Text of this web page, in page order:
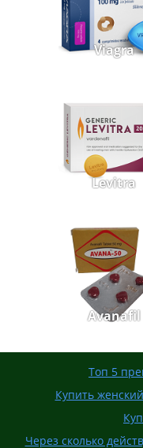
Viagra
Levitra
Avanafil
Топ 5
Купить
Через сколько